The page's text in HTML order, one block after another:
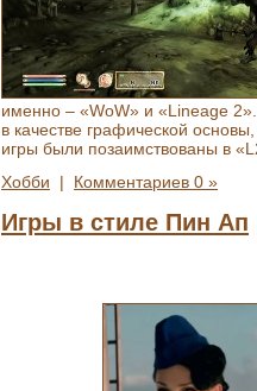
именно – «WoW» и «Lineage
в качестве графической
игры были позаимствованы в
Хобби | Комментариев 0 »
Игры в стиле Пин Ап